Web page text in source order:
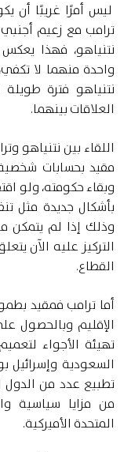
ليس أمرًا غريبًا أن
ترامب مع زعيم أجنبي
نتنياهو، فهذا يعكس
واحدة منهما لا
نتنياهو فترة
العلاقات بينهما.
اللقاء بين نتنياهو
مقيد بحسابات
وبقاء حكومته، ولو
بأشكال جديدة مثل
وذلك إذا لم يتمكن
التركيز عليه الآن
القطاع.
أما ترامب فمقيد
الإقليم وبالحصول
تهيئة الأجواء
السعودية وإسرائيل
تطبيع عدد من الدول
من مزايا سياسية
المتحدة الأميركية.